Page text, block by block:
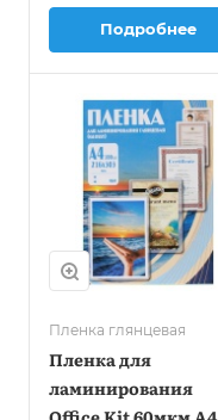
Подробнее
Пленка глянцевая
Пленка для
ламинирования